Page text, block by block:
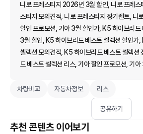
니로 프레스티지 2026년 3월 할인, 니로 프레스
스티지 모의견적, 니로 프레스티지 장기렌트, 니
할인 프로모션, 기아 3월 할인가, K5 하이브리
3월 할인, K5 하이브리드 베스트 셀렉션 할인가
셀렉션 모의견적, K5 하이브리드 베스트 셀렉션
드 베스트 셀렉션 리스, 기아 할인 프로모션, 기
차량비교 자동차정보 리스
공유하기
추천 콘텐츠 이어보기